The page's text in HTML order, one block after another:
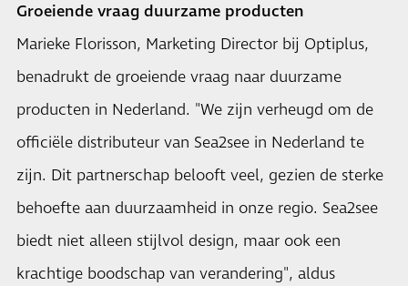
Groeiende vraag duurzame producten
Marieke Florisson, Marketing Director bij Optiplus,
benadrukt de groeiende vraag naar duurzame
producten in Nederland. "We zijn verheugd om de
officiële distributeur van Sea2see in Nederland te
zijn. Dit partnerschap belooft veel, gezien de sterke
behoefte aan duurzaamheid in onze regio. Sea2see
biedt niet alleen stijlvol design, maar ook een
krachtige boodschap van verandering", aldus